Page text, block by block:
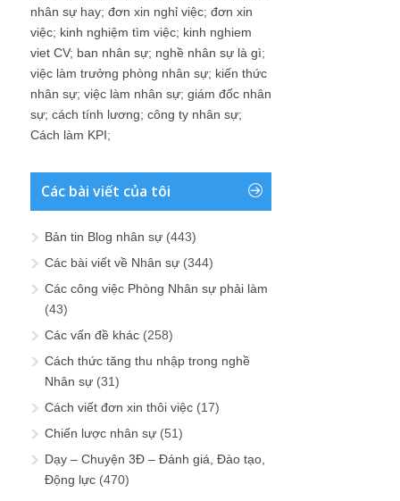
nhân sự hay; đơn xin nghỉ việc; đơn xin
việc; kinh nghiệm tìm việc; kinh nghiem
viet CV; ban nhân sự; nghề nhân sự là gì;
việc làm trưởng phòng nhân sự; kiến thức
nhân sự; việc làm nhân sự; giám đốc nhân
sự; cách tính lương; công ty nhân sự;
Cách làm KPI;
Các bài viết của tôi
Bản tin Blog nhân sự (443)
Các bài viết về Nhân sự (344)
Các công việc Phòng Nhân sự phải làm
(43)
Các vấn đề khác (258)
Cách thức tăng thu nhập trong nghề
Nhân sự (31)
Cách viết đơn xin thôi việc (17)
Chiến lược nhân sự (51)
Dạy – Chuyện 3Đ – Đánh giá, Đào tạo,
Động lực (470)